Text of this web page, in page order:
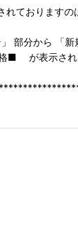
ております
部分から 「新
が表示されま